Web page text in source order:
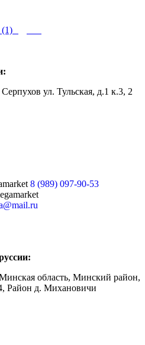
ул. Тульская, д.1 к.3, 2
8 (989) 097-90-53
область, Минский район,
Район д. Михановичи